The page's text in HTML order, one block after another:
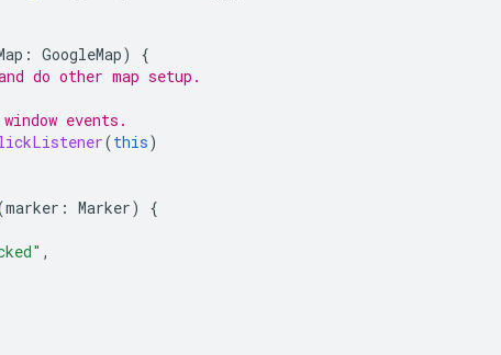
: GoogleMap)
{
do other map setup.
events.
(this)
marker : Marker)
{
,